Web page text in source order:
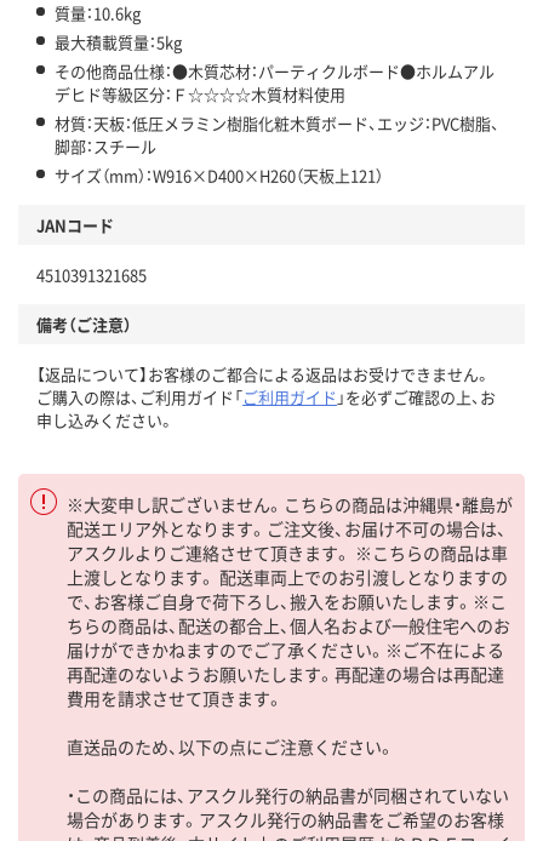
質量：10.6kg
最大積載質量：5kg
その他商品仕様：●木質芯材：パーティクルボード●ホルムアル
デヒド等級区分：Ｆ☆☆☆☆木質材料使用
材質：天板：低圧メラミン樹脂化粧木質ボード、エッジ：PVC樹脂、
脚部：スチール
サイズ（mm）：W916×D400×H260（天板上121）
JANコード
4510391321685
備考（ご注意）
【返品について】お客様のご都合による返品はお受けできません。
ご購入の際は、ご利用ガイド「ご利用ガイド 」を必ずご確認の上、お
申し込みください。
※大変申し訳ございません。こちらの商品は沖縄県・離島が
配送エリア外となります。ご注文後、お届け不可の場合は、
アスクルよりご連絡させて頂きます。 ※こちらの商品は車
上渡しとなります。 配送車両上でのお引渡しとなりますの
で、お客様ご自身で荷下ろし、搬入をお願いたします。※こ
ちらの商品は、配送の都合上、個人名および一般住宅へのお
届けができかねますのでご了承ください。※ご不在による
再配達のないようお願いたします。再配達の場合は再配達
費用を請求させて頂きます。
直送品のため、以下の点にご注意ください。
・この商品には、アスクル発行の納品書が同梱されていない
場合があります。アスクル発行の納品書をご希望のお客様